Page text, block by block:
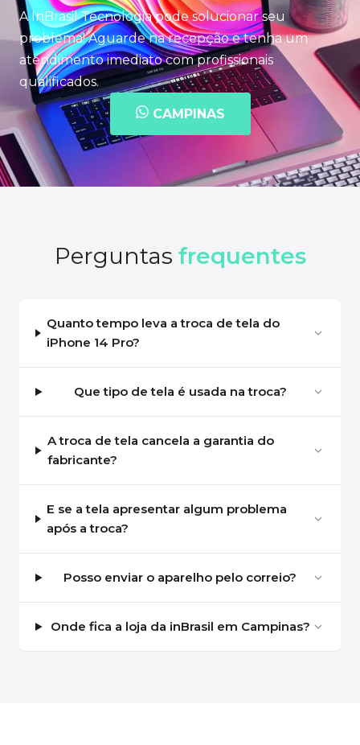
A InBrasil Tecnologia pode solucionar seu
problema! Aguarde na recepção e tenha um
atendimento imediato com profissionais
qualificados.
CAMPINAS
Perguntas frequentes
Quanto tempo leva a troca de tela do
iPhone 14 Pro?
Que tipo de tela é usada na troca?
A troca de tela cancela a garantia do
fabricante?
E se a tela apresentar algum problema
após a troca?
Posso enviar o aparelho pelo correio?
Onde fica a loja da inBrasil em Campinas?